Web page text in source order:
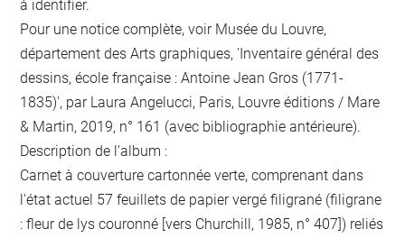
à identifier.
Pour une notice complète, voir Musée du Louvre,
département des Arts graphiques, 'Inventaire général des
dessins, école française : Antoine Jean Gros (1771-
1835)', par Laura Angelucci, Paris, Louvre éditions / Mare
& Martin, 2019, n° 161 (avec bibliographie antérieure).
Description de l'album :
Carnet à couverture cartonnée verte, comprenant dans
l'état actuel 57 feuillets de papier vergé filigrané (filigrane
: fleur de lys couronné [vers Churchill, 1985, n° 407]) reliés